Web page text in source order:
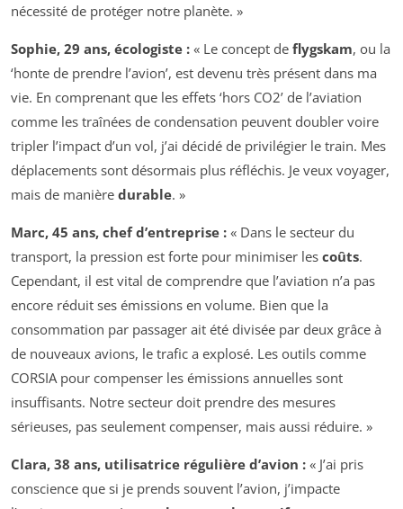
nécessité de protéger notre planète. »
Sophie, 29 ans, écologiste : « Le concept de flygskam, ou la
‘honte de prendre l’avion’, est devenu très présent dans ma
vie. En comprenant que les effets ‘hors CO2’ de l’aviation
comme les traînées de condensation peuvent doubler voire
tripler l’impact d’un vol, j’ai décidé de privilégier le train. Mes
déplacements sont désormais plus réfléchis. Je veux voyager,
mais de manière durable. »
Marc, 45 ans, chef d’entreprise : « Dans le secteur du
transport, la pression est forte pour minimiser les coûts.
Cependant, il est vital de comprendre que l’aviation n’a pas
encore réduit ses émissions en volume. Bien que la
consommation par passager ait été divisée par deux grâce à
de nouveaux avions, le trafic a explosé. Les outils comme
CORSIA pour compenser les émissions annuelles sont
insuffisants. Notre secteur doit prendre des mesures
sérieuses, pas seulement compenser, mais aussi réduire. »
Clara, 38 ans, utilisatrice régulière d’avion : « J’ai pris
conscience que si je prends souvent l’avion, j’impacte